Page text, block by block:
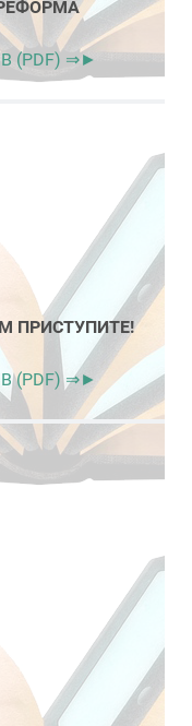
(PDF) ⇒►
ПРИСТУПИТЕ!
(PDF) ⇒►